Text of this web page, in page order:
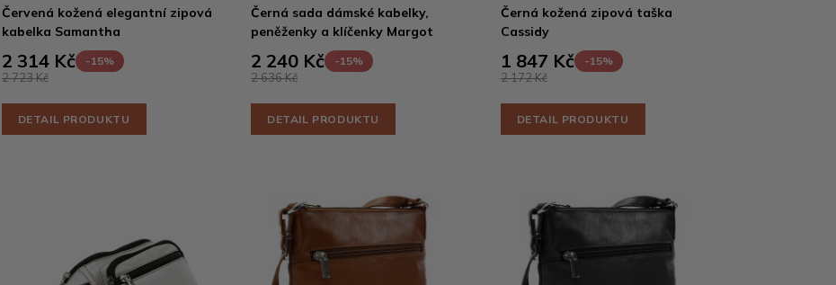
Červená kožená elegantní zipová
kabelka Samantha
2 314 Kč -15%
2 723 Kč
DETAIL PRODUKTU
Černá sada dámské kabelky,
peněženky a klíčenky Margot
2 240 Kč -15%
2 636 Kč
DETAIL PRODUKTU
Černá kožená zipová taška
Cassidy
1 847 Kč -15%
2 172 Kč
DETAIL PRODUKTU